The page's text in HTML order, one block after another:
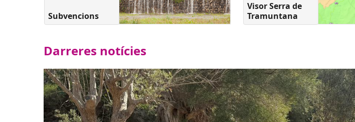
Subvencions
Visor Serra de
Tramuntana
Darreres notícies